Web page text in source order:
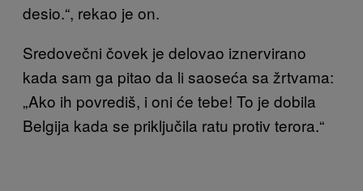
desio.“, rekao je on.
Sredovečni čovek je delovao iznervirano
kada sam ga pitao da li saoseća sa žrtvama:
„Ako ih povrediš, i oni će tebe! To je dobila
Belgija kada se priključila ratu protiv terora.“